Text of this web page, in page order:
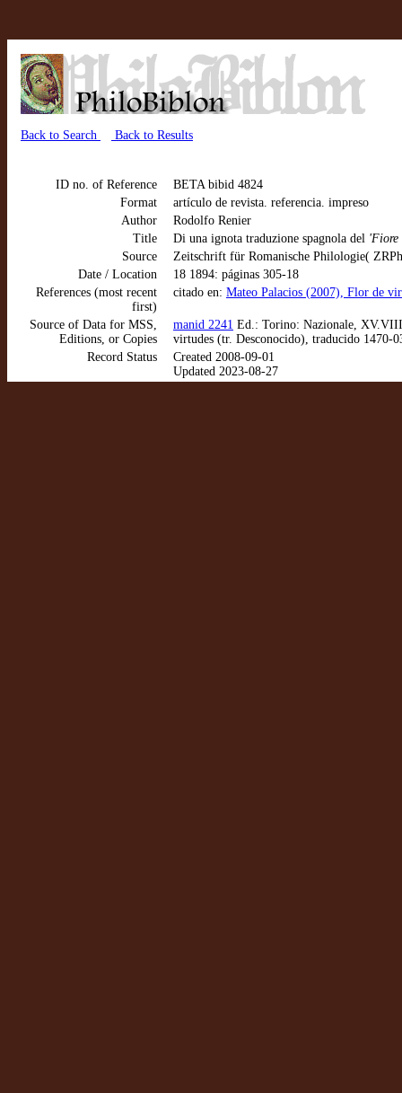
Back to Search Back to Results
ID no. of Reference
BETA bibid 4824
Format
artículo de revista. referencia. impreso
Author
Rodolfo Renier
Title
Di una ignota traduzione spagnola del
Source
Zeitschrift für Romanische Philologie(
Date / Location
18 1894: páginas 305-18
References (most recent
first)
citado en: Mateo Palacios (2007), Flor de
Source of Data for MSS,
Editions, or Copies
manid 2241 Ed.: Torino: Nazionale,
virtudes (tr. Desconocido), traducido 1470-
Record Status
Created 2008-09-01
Updated 2023-08-27